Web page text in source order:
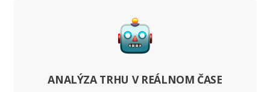
ANALÝZA TRHU V REÁLNOM ČASE